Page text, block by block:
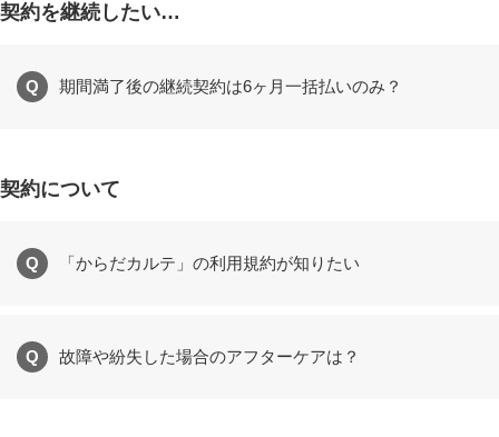
契約を継続したい…
Q 期間満了後の継続契約は6ヶ月一括払いのみ？
契約について
Q 「からだカルテ」の利用規約が知りたい
Q 故障や紛失した場合のアフターケアは？